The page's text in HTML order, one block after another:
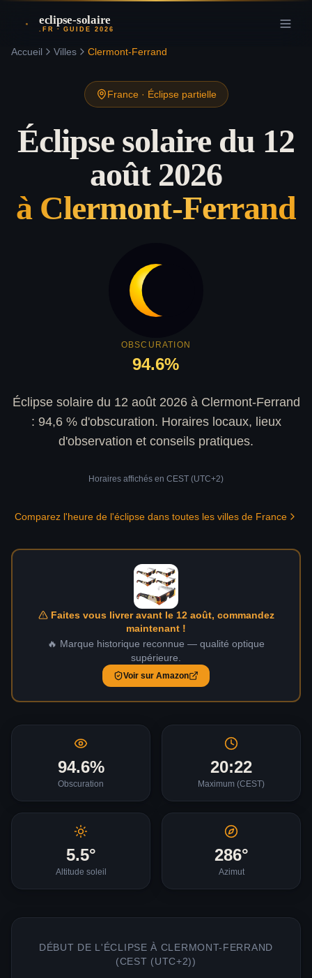
eclipse-solaire
.FR · GUIDE 2026
Accueil Villes Clermont-Ferrand
France· Éclipse partielle
Éclipse solaire du 12
août 2026
à Clermont-Ferrand
OBSCURATION
94.6%
Éclipse solaire du 12 août 2026 à Clermont-Ferrand
: 94,6 % d'obscuration. Horaires locaux, lieux
d'observation et conseils pratiques.
Horaires affichés en CEST (UTC+2)
Comparez l'heure de l'éclipse dans toutes les villes de France
Faites vous livrer avant le 12 août, commandez
maintenant !
🔥 Marque historique reconnue — qualité optique
supérieure.
Voir sur Amazon
94.6%
Obscuration
20:22
Maximum (CEST)
5.5°
Altitude soleil
286°
Azimut
DÉBUT DE L'ÉCLIPSE À CLERMONT-FERRAND
(CEST (UTC+2))